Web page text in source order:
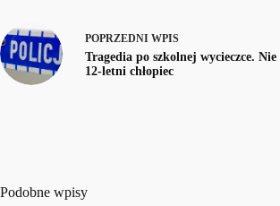
POPRZEDNI WPIS
Tragedia po szkolnej wycieczce. Nie
12-letni chłopiec
Podobne wpisy